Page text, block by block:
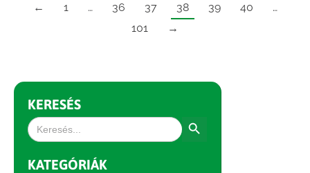
← 1 … 36 37 38 39 40
…
101
→
KERESÉS
Search
for:
KATEGÓRIÁK